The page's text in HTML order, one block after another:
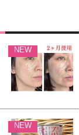
NEW
NEW